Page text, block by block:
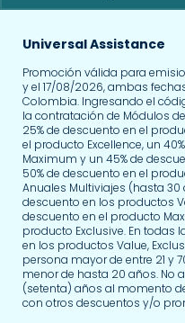
Universal Assistance
Promoción válida para
y el 17/08/2026, ambas
Colombia. Ingresando el
la contratación de Módulos
25% de descuento en el
el producto Excellence, un
Maximum y un 45% de
50% de descuento en el
Anuales Multiviajes (hasta 30
descuento en los productos
descuento en el producto
producto Exclusive. En todas
en los productos Value,
persona mayor de entre 21 y
menor de hasta 20 años. No
(setenta) años al momento
con otros descuentos y/o